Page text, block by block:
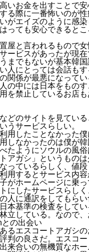
いお金を出すことで
る際に一番怖いのが性
がエイズのように感
っても安心できるとこ
屋と言われるもので
ービスがあったが現
までもないが基本韓
人にとっては会話も
関係が最悪になってい
の中には日本をもの
を禁止しているお店
どのサイトを見てい
うサービスらしい。
用したことなかった僕
しなかったのは僕が韓
たようにソウルの風
アガシ」というものは
っているらしく、値
用するとサービス内
がホームページに乗
にしたサービスらし
人に通訳をしてもら
本基準の検査をして
立している。なので
の出会い
るエスコートアガシ
判の良さだ。エスコ
来合いの無機質なホー